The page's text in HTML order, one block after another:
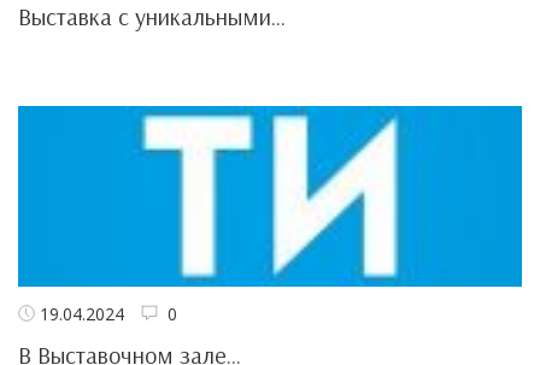
Выставка с уникальными...
19.04.2024 0
В Выставочном зале...